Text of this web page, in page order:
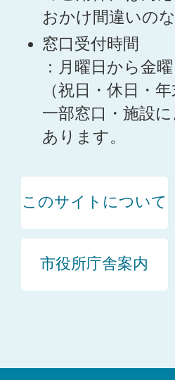
おかけ間違いの
窓口受付時間
：月曜日から金
（祝日・休日・
一部窓口・施設
あります。
このサイトについて
市役所庁舎案内